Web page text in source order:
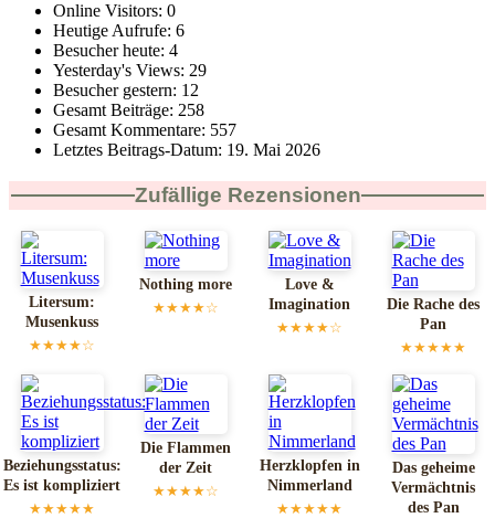
Online Visitors: 0
Heutige Aufrufe: 6
Besucher heute: 4
Yesterday's Views: 29
Besucher gestern: 12
Gesamt Beiträge: 258
Gesamt Kommentare: 557
Letztes Beitrags-Datum: 19. Mai 2026
Zufällige Rezensionen
Litersum:
Musenkuss
★★★★☆
Nothing more
★★★★☆
Love &
Imagination
★★★★☆
Die Rache des
Pan
★★★★★
Beziehungsstatus:
Es ist kompliziert
★★★★★
Die Flammen
der Zeit
★★★★☆
Herzklopfen in
Nimmerland
★★★★★
Das geheime
Vermächtnis
des Pan